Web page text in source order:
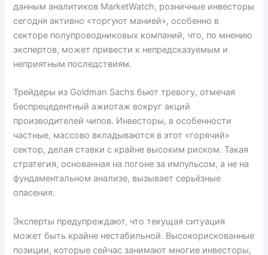
данным аналитиков MarketWatch, розничные инвесторы
сегодня активно «торгуют манией», особенно в
секторе полупроводниковых компаний, что, по мнению
экспертов, может привести к непредсказуемым и
неприятным последствиям.
Трейдеры из Goldman Sachs бьют тревогу, отмечая
беспрецедентный ажиотаж вокруг акций
производителей чипов. Инвесторы, в особенности
частные, массово вкладываются в этот «горячий»
сектор, делая ставки с крайне высоким риском. Такая
стратегия, основанная на погоне за импульсом, а не на
фундаментальном анализе, вызывает серьёзные
опасения.
Эксперты предупреждают, что текущая ситуация
может быть крайне нестабильной. Высокорискованные
позиции, которые сейчас занимают многие инвесторы,